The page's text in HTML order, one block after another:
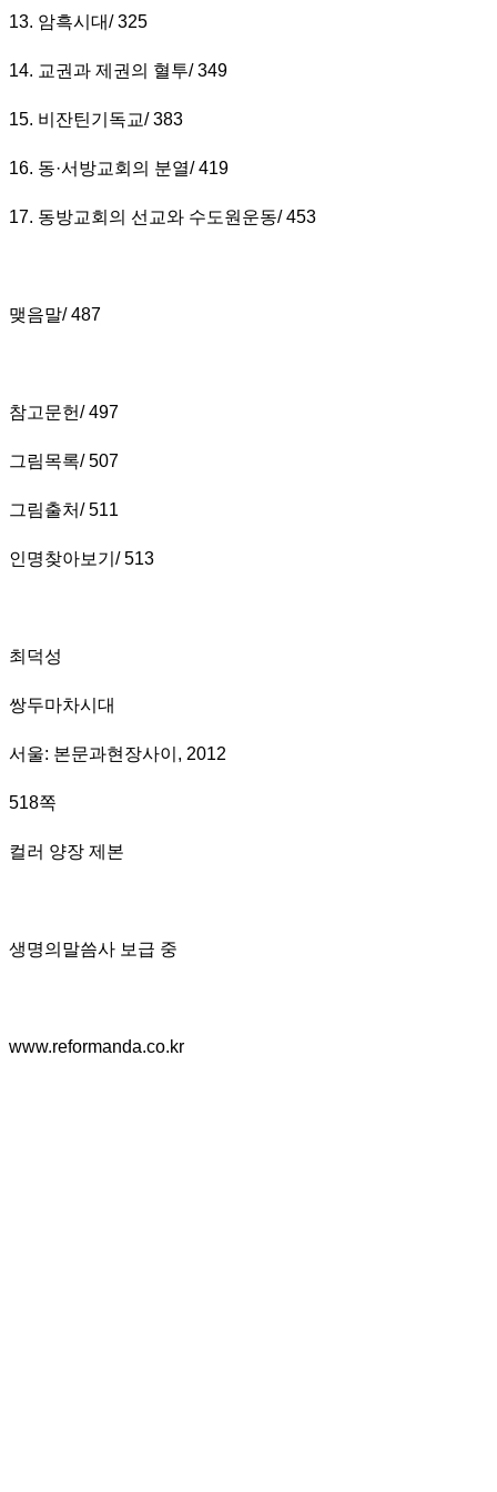
13. 암흑시대/ 325
14. 교권과 제권의 혈투/ 349
15. 비잔틴기독교/ 383
16. 동·서방교회의 분열/ 419
17. 동방교회의 선교와 수도원운동/ 453
맺음말/ 487
참고문헌/ 497
그림목록/ 507
그림출처/ 511
인명찾아보기 / 513
최덕성
쌍두마차시대
서울: 본문과현장사이 , 2012
518쪽
컬러 양장 제본
생명의말씀사 보급 중
www.reformanda.co.kr